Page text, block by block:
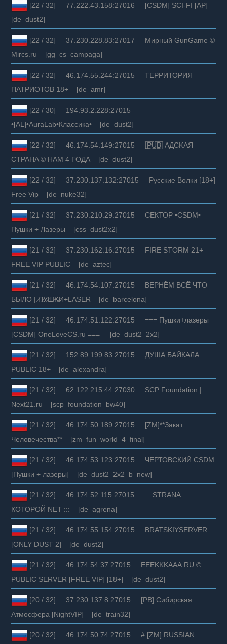
[22 / 32] 77.222.43.158:27016 [CSDM] SCI-FI [AP]
[de_dust2]
[22 / 32] 37.230.228.83:27017 Мирный GunGame ©
Mircs.ru [gg_cs_campaga]
[22 / 32] 46.174.55.244:27015 ТЕРРИТОРИЯ
ПАТРИОТОВ 18+ [de_amr]
[22 / 30] 194.93.2.228:27015
•[AL]•AuraLab•Классика• [de_dust2]
[22 / 32] 46.174.54.149:27015 |͇̿P͇̿U͇̿B͇̿| AДCKAЯ
CTPAHA © HAM 4 ГOДA [de_dust2]
[22 / 32] 37.230.137.132:27015 Русские Волки [18+]
Free Vip [de_nuke32]
[21 / 32] 37.230.210.29:27015 СЕКТОР •CSDM•
Пушки + Лазеры [css_dust2x2]
[21 / 32] 37.230.162.16:27015 FIRE STORM 21+
FREE VIP PUBLIC [de_aztec]
[21 / 32] 46.174.54.107:27015 BEPHЁM BCЁ ЧTO
БЫЛO | ̷П̷У̷Ш̷K̷И+LASER [de_barcelona]
[21 / 32] 46.174.51.122:27015 === Пушки+лазеры
[CSDM] OneLoveCS.ru === [de_dust2_2x2]
[21 / 32] 152.89.199.83:27015 ДУША БАЙКАЛА
PUBLIC 18+ [de_alexandra]
[21 / 32] 62.122.215.44:27030 SCP Foundation |
Next21.ru [scp_foundation_bw40]
[21 / 32] 46.174.50.189:27015 [ZM]**Закат
Человечества** [zm_fun_world_4_final]
[21 / 32] 46.174.53.123:27015 ЧЕРТОВСКИЙ CSDM
[Пушки + лазеры] [de_dust2_2x2_b_new]
[21 / 32] 46.174.52.115:27015 ::: STRАNА
КOТОРОЙ NET ::: [de_agrena]
[21 / 32] 46.174.55.154:27015 BRATSKIYSERVER
[ONLY DUST 2] [de_dust2]
[21 / 32] 46.174.54.37:27015 EEEKKKAAA.RU ©
PUBLIC SERVER [FREE VIP] [18+] [de_dust2]
[20 / 32] 37.230.137.8:27015 [PB] Сибирская
Атмосфера [NightVIP] [de_train32]
[20 / 32] 46.174.50.74:27015 # [ZM] RUSSIAN